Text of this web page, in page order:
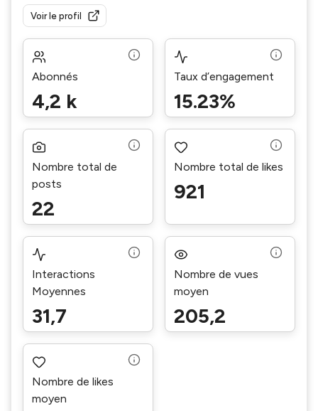
Voir le profil
Abonnés
4,2 k
Taux d’engagement
15.23%
Nombre total de
posts
22
Nombre total de likes
921
Interactions
Moyennes
31,7
Nombre de vues
moyen
205,2
Nombre de likes
moyen